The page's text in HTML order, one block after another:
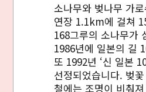
소나무와 벚나무 가
연장 1.1km에 걸쳐
168그루의 소나무가
1986년에 일본의 길
또 1992년 ‘신 일본
선정되었습니다. 벚
철에는 조명이 비춰